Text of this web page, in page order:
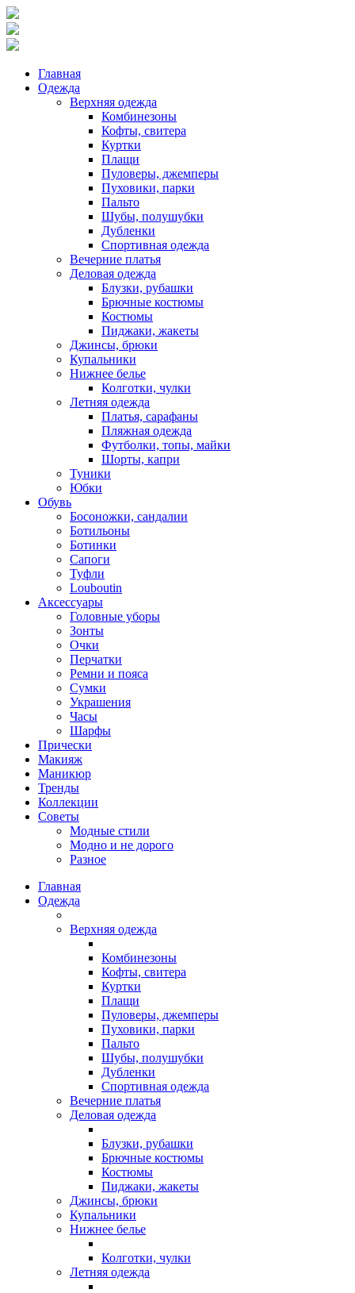
Главная
Одежда
Верхняя одежда
Комбинезоны
Кофты, свитера
Куртки
Плащи
Пуловеры, джемперы
Пуховики, парки
Пальто
Шубы, полушубки
Дубленки
Спортивная одежда
Вечерние платья
Деловая одежда
Блузки, рубашки
Брючные костюмы
Костюмы
Пиджаки, жакеты
Джинсы, брюки
Купальники
Нижнее белье
Колготки, чулки
Летняя одежда
Платья, сарафаны
Пляжная одежда
Футболки, топы, майки
Шорты, капри
Туники
Юбки
Обувь
Босоножки, сандалии
Ботильоны
Ботинки
Сапоги
Туфли
Louboutin
Аксессуары
Головные уборы
Зонты
Очки
Перчатки
Ремни и пояса
Сумки
Украшения
Часы
Шарфы
Прически
Макияж
Маникюр
Тренды
Коллекции
Советы
Модные стили
Модно и не дорого
Разное
Главная
Одежда
Верхняя одежда
Комбинезоны
Кофты, свитера
Куртки
Плащи
Пуловеры, джемперы
Пуховики, парки
Пальто
Шубы, полушубки
Дубленки
Спортивная одежда
Вечерние платья
Деловая одежда
Блузки, рубашки
Брючные костюмы
Костюмы
Пиджаки, жакеты
Джинсы, брюки
Купальники
Нижнее белье
Колготки, чулки
Летняя одежда